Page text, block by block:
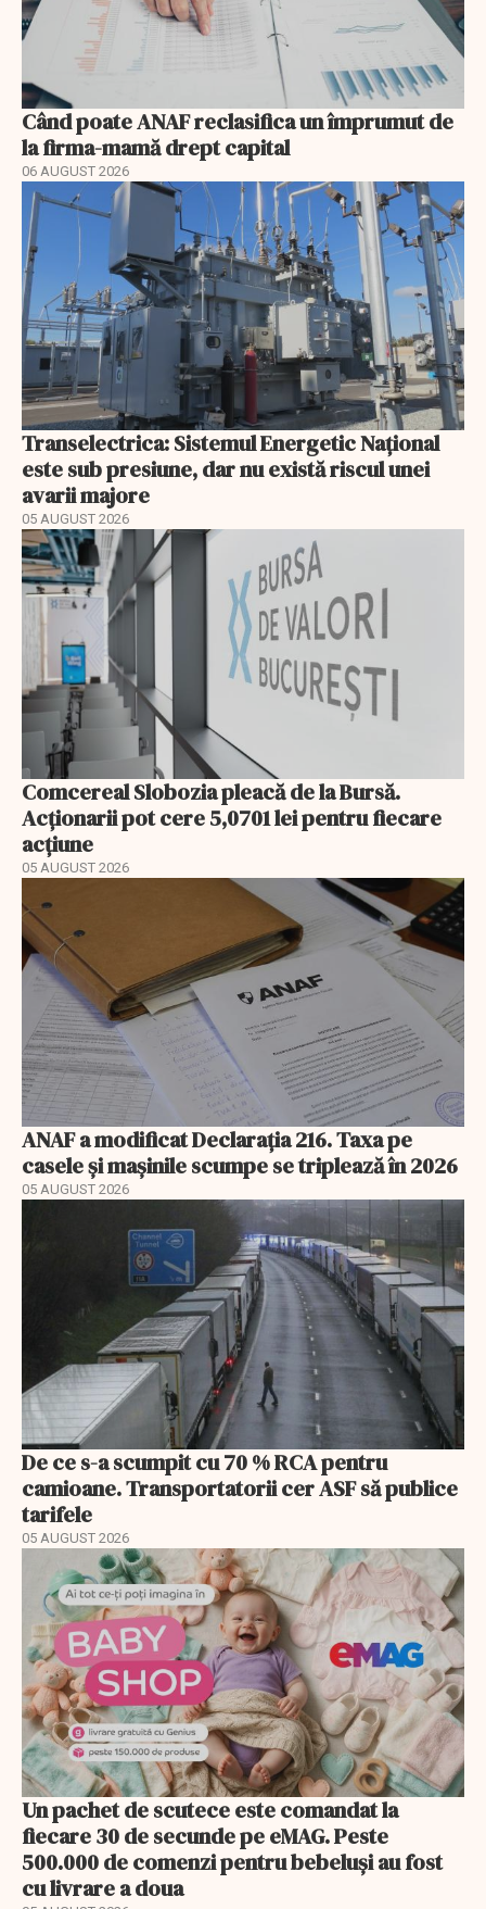
Când poate ANAF reclasifica un împrumut de
la firma-mamă drept capital
06 AUGUST 2026
Transelectrica: Sistemul Energetic Național
este sub presiune, dar nu există riscul unei
avarii majore
05 AUGUST 2026
Comcereal Slobozia pleacă de la Bursă.
Acționarii pot cere 5,0701 lei pentru fiecare
acțiune
05 AUGUST 2026
ANAF a modificat Declarația 216. Taxa pe
casele și mașinile scumpe se triplează în 2026
05 AUGUST 2026
De ce s-a scumpit cu 70 % RCA pentru
camioane. Transportatorii cer ASF să publice
tarifele
05 AUGUST 2026
Un pachet de scutece este comandat la
fiecare 30 de secunde pe eMAG. Peste
500.000 de comenzi pentru bebeluși au fost
cu livrare a doua